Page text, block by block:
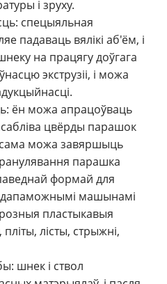
і зруху.
спецыяльная
падаваць вялікі аб'ём, і
на працягу доўгага
экструзіі, і можа
ён можа апрацоўваць
цвёрды парашок
можа завяршыць
парашка
формай для
дапаможнымі машынамі
пластыкавыя
лісты, стрыжні,
шнек і ствол